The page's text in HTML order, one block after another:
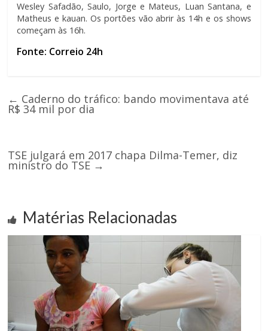
Wesley Safadão, Saulo, Jorge e Mateus, Luan Santana, e
Matheus e kauan. Os portões vão abrir às 14h e os shows
começam às 16h.
Fonte: Correio 24h
← Caderno do tráfico: bando movimentava até
R$ 34 mil por dia
TSE julgará em 2017 chapa Dilma-Temer, diz
ministro do TSE →
Matérias Relacionadas